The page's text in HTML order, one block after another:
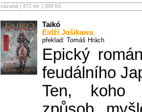
vázaná | 472 str. | 399 Kč
Taikó
Eidži Jošikawa
překlad: Tomáš Hrách
Epický
feudálního
Ten, koho